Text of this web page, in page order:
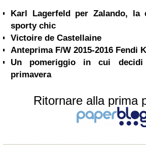
Karl Lagerfeld per Zalando, la
sporty chic
Victoire de Castellaine
Anteprima F/W 2015-2016 Fendi
Un pomeriggio in cui
primavera
Ritornare alla prima